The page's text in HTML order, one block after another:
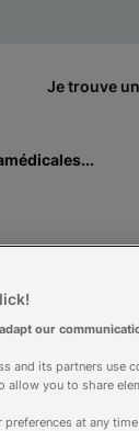
Je trouve
au
our
and its partners use
you to share
preferences at any